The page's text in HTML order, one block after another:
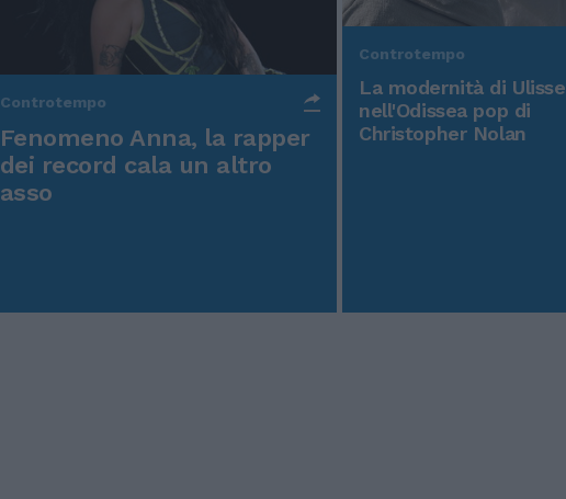
Controtempo
Fenomeno Anna, la rapper
dei record cala un altro
asso
Controtempo
La modernità di Ulisse
nell'Odissea pop di
Christopher Nolan